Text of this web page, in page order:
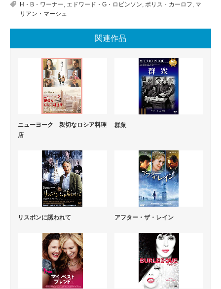
H・B・ワーナー, エドワード・G・ロビンソン, ボリス・カーロフ, マ
リアン・マーシュ
関連作品
ニューヨーク 親切なロシア料理
店
群衆
リスボンに誘われて アフター・ザ・レイン